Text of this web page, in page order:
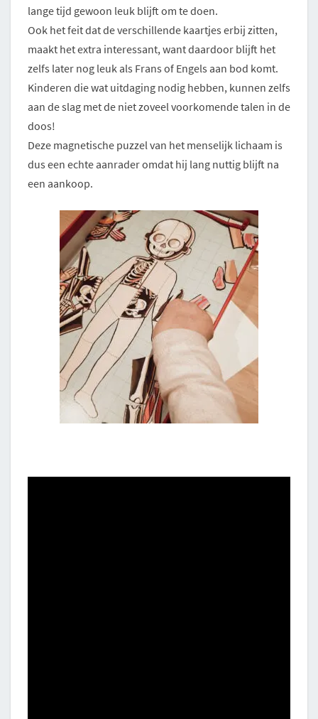
lange tijd gewoon leuk blijft om te doen.
Ook het feit dat de verschillende kaartjes erbij zitten,
maakt het extra interessant, want daardoor blijft het
zelfs later nog leuk als Frans of Engels aan bod komt.
Kinderen die wat uitdaging nodig hebben, kunnen zelfs
aan de slag met de niet zoveel voorkomende talen in de
doos!
Deze magnetische puzzel van het menselijk lichaam is
dus een echte aanrader omdat hij lang nuttig blijft na
een aankoop.